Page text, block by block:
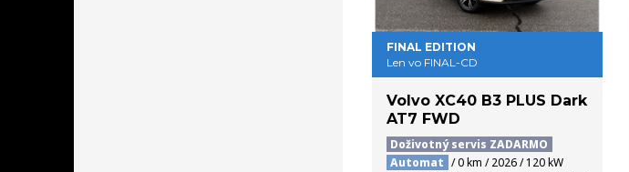
FINAL EDITION
Len vo FINAL-CD
Volvo XC40 B3 PLUS Dark
AT7 FWD
Doživotný servis ZADARMO
Automat / 0 km / 2026 / 120 kW